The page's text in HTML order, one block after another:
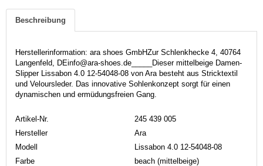
Beschreibung
Herstellerinformation: ara shoes GmbHZur Schlenkhecke 4, 40764
Langenfeld, DEinfo@ara-shoes.de_____Dieser mittelbeige Damen-
Slipper Lissabon 4.0 12-54048-08 von Ara besteht aus Stricktextil
und Veloursleder. Das innovative Sohlenkonzept sorgt für einen
dynamischen und ermüdungsfreien Gang.
Artikel-Nr.
245 439 005
Hersteller
Ara
Modell
Lissabon 4.0 12-54048-08
Farbe
beach (mittelbeige)